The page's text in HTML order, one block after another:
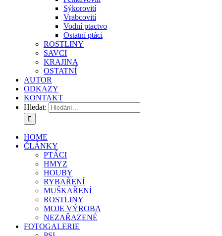
Sýkorovití
Vrabcovití
Vodní ptactvo
Ostatní ptáci
ROSTLINY
SAVCI
KRAJINA
OSTATNÍ
AUTOR
ODKAZY
KONTAKT
Hledat:
HOME
ČLÁNKY
PTÁCI
HMYZ
HOUBY
RYBAŘENÍ
MUŠKAŘENÍ
ROSTLINY
MOJE VÝROBA
NEZAŘAZENÉ
FOTOGALERIE